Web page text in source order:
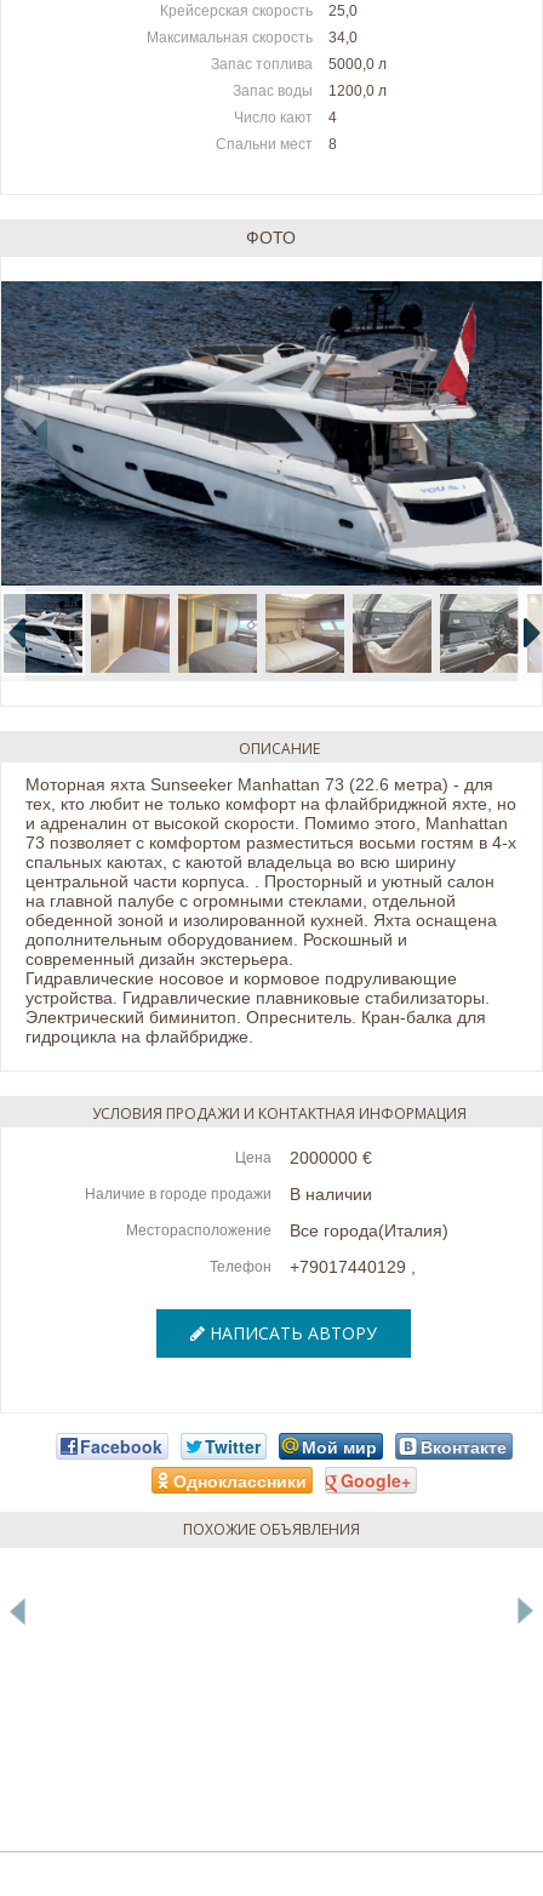
Крейсерская скорость
25,0
Максимальная скорость
34,0
Запас топлива
5000,0 л
Запас воды
1200,0 л
Число кают
4
Спальни мест
8
ФОТО
ОПИСАНИЕ
Моторная яхта Sunseeker Manhattan 73 (22.6 метра) - для
тех, кто любит не только комфорт на флайбриджной яхте, но
и адреналин от высокой скорости. Помимо этого, Manhattan
73 позволяет с комфортом разместиться восьми гостям в 4-х
спальных каютах, с каютой владельца во всю ширину
центральной части корпуса. . Просторный и уютный салон
на главной палубе с огромными стеклами, отдельной
обеденной зоной и изолированной кухней. Яхта оснащена
дополнительным оборудованием. Роскошный и
современный дизайн экстерьера.
Гидравлические носовое и кормовое подруливающие
устройства. Гидравлические плавниковые стабилизаторы.
Электрический биминитоп. Опреснитель. Кран-балка для
гидроцикла на флайбридже.
УСЛОВИЯ ПРОДАЖИ И КОНТАКТНАЯ ИНФОРМАЦИЯ
Цена
Наличие в городе продажи
Месторасположение
Телефон
2000000 €
В наличии
Все города(Италия)
+79017440129 ,
НАПИСАТЬ АВТОРУ
Facebook Twitter Мой мир
Вконтакте
Одноклассники
Google+
ПОХОЖИЕ ОБЪЯВЛЕНИЯ